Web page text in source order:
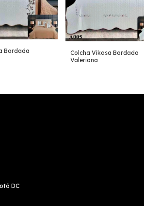
Bordada
Colcha Vikasa Bordada
Valeriana
DC